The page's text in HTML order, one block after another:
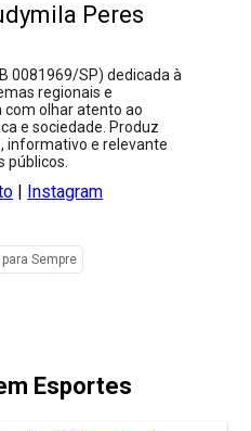
Peres
0081969/SP) dedicada à
regionais e
com olhar atento ao
e sociedade. Produz
informativo e relevante
públicos.
Instagram
Sempre
Esportes